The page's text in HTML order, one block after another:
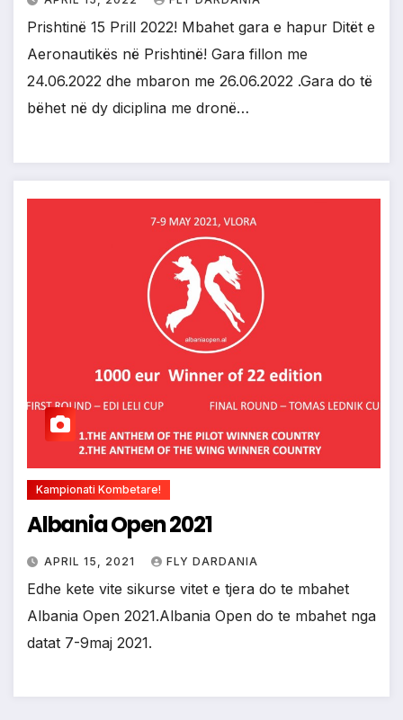
Prishtinë 15 Prill 2022! Mbahet gara e hapur Ditët e
Aeronautikës në Prishtinë! Gara fillon me
24.06.2022 dhe mbaron me 26.06.2022 .Gara do të
bëhet në dy diciplina me dronë…
Kampionati Kombetare!
Albania Open 2021
APRIL 15, 2021 FLY DARDANIA
Edhe kete vite sikurse vitet e tjera do te mbahet
Albania Open 2021.Albania Open do te mbahet nga
datat 7-9maj 2021.